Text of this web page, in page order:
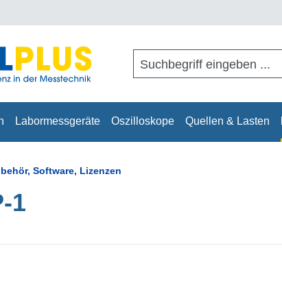
Labormessgeräte Oszilloskope Quellen & Lasten
Software, Lizenzen
1